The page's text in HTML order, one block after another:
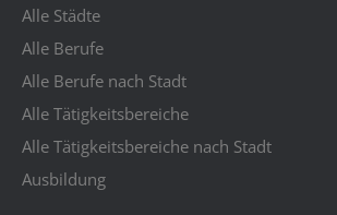
Alle Städte
Alle Berufe
Alle Berufe nach Stadt
Alle Tätigkeitsbereiche
Alle Tätigkeitsbereiche nach Stadt
Ausbildung